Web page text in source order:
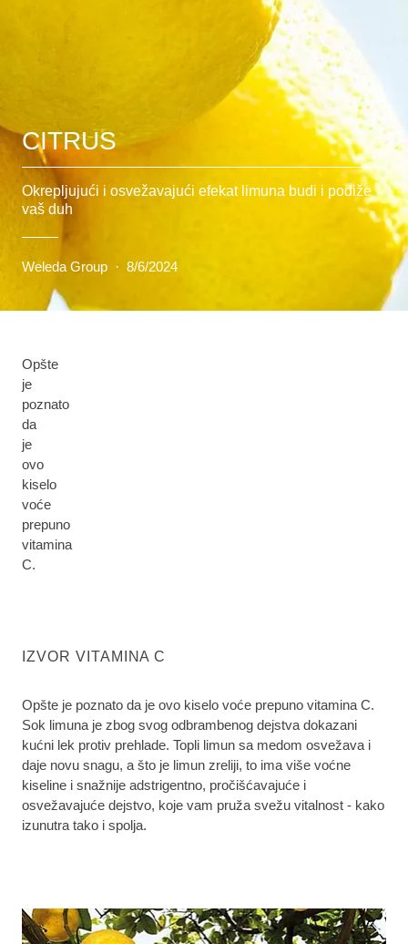
CITRUS
Okrepljujući i osvežavajući efekat limuna budi i podiže
vaš duh
Weleda Group · 8/6/2024
Opšte
je
poznato
da
je
ovo
kiselo
voće
prepuno
vitamina
C.
IZVOR VITAMINA C
Opšte je poznato da je ovo kiselo voće prepuno vitamina C.
Sok limuna je zbog svog odbrambenog dejstva dokazani
kućni lek protiv prehlade. Topli limun sa medom osvežava i
daje novu snagu, a što je limun zreliji, to ima više voćne
kiseline i snažnije adstrigentno, pročišćavajuće i
osvežavajuće dejstvo, koje vam pruža svežu vitalnost - kako
izunutra tako i spolja.